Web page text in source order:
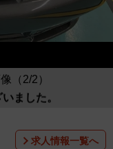
（2/2）
ました。
求人情報一覧へ